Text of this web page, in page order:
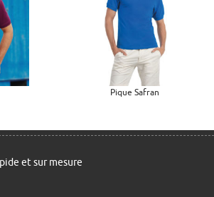
Pique Safran
et sur mesure